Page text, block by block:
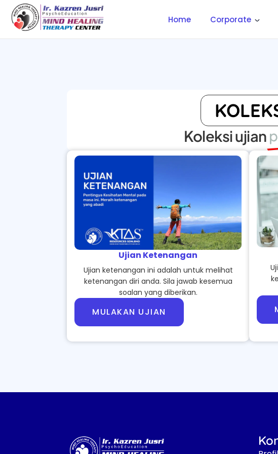
Home Corporate
Koleksi ujian
Ujian Ketenangan
Ujian ketenangan ini adalah untuk melihat
ketenangan diri anda. Sila jawab kesemua
soalan yang diberikan.
MULAKAN UJIAN